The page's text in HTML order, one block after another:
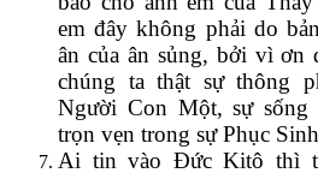
em đây không phải do
ân của ân sủng, bởi vì ơn
chúng ta thật sự thông
Người Con Một, sự sống
trọn vẹn trong sự Phục
Ai tin vào Đức Kitô thì